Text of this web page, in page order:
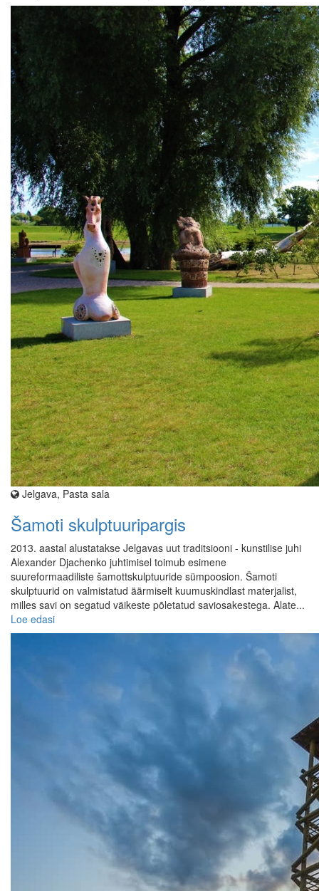
Jelgava, Pasta sala
Šamoti skulptuuripargis
2013. aastal alustatakse Jelgavas uut traditsiooni - kunstilise juhi
Alexander Djachenko juhtimisel toimub esimene
suureformaadiliste šamottskulptuuride sümpoosion. Šamoti
skulptuurid on valmistatud äärmiselt kuumuskindlast materjalist,
milles savi on segatud väikeste põletatud saviosakestega. Alate...
Loe edasi